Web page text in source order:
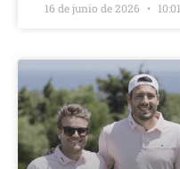
16 de junio de 2026 10:01